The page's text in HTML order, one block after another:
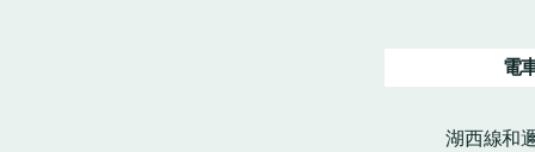
電
湖西線和